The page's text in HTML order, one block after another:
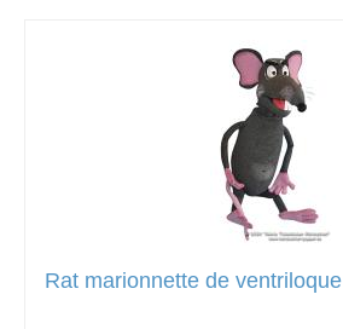
Rat marionnette de ventriloque